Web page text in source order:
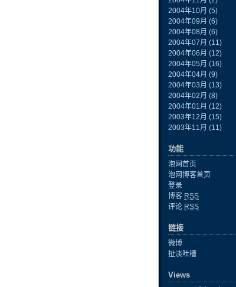
2004年10月 (5)
2004年09月 (6)
2004年08月 (6)
2004年07月 (11)
2004年06月 (12)
2004年05月 (16)
2004年04月 (9)
2004年03月 (13)
2004年02月 (8)
2004年01月 (12)
2003年12月 (15)
2003年11月 (11)
功能
泡网首页
泡网博客首页
登录
博客 RSS
评论 RSS
链接
微博
扯淡吐槽
Views